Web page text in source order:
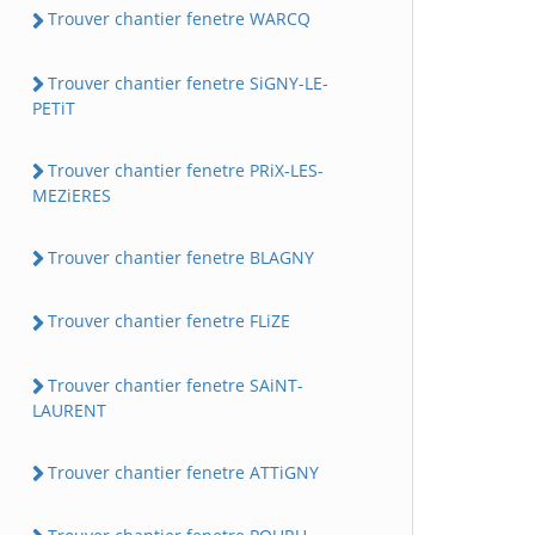
Trouver chantier fenetre WARCQ
Trouver chantier fenetre SiGNY-LE-
PETiT
Trouver chantier fenetre PRiX-LES-
MEZiERES
Trouver chantier fenetre BLAGNY
Trouver chantier fenetre FLiZE
Trouver chantier fenetre SAiNT-
LAURENT
Trouver chantier fenetre ATTiGNY